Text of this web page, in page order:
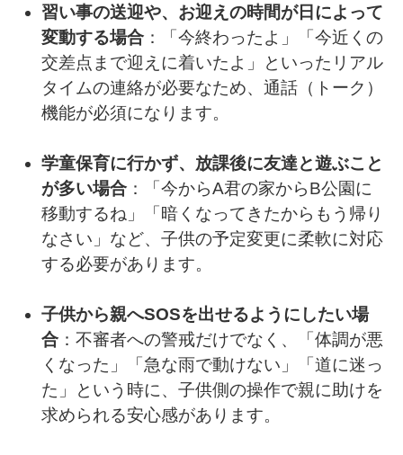
習い事の送迎や、お迎えの時間が日によって
変動する場合 ：「今終わったよ」「今近くの
交差点まで迎えに着いたよ」といったリアル
タイムの連絡が必要なため、通話（トーク）
機能が必須になります。
学童保育に行かず、放課後に友達と遊ぶこと
が多い場合 ：「今からA君の家からB公園に
移動するね」「暗くなってきたからもう帰り
なさい」など、子供の予定変更に柔軟に対応
する必要があります。
子供から親へSOSを出せるようにしたい場
合 ：不審者への警戒だけでなく、「体調が悪
くなった」「急な雨で動けない」「道に迷っ
た」という時に、子供側の操作で親に助けを
求められる安心感があります。